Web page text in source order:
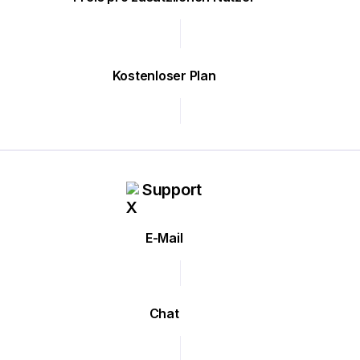
Kostenloser Plan
Support
E-Mail
Chat